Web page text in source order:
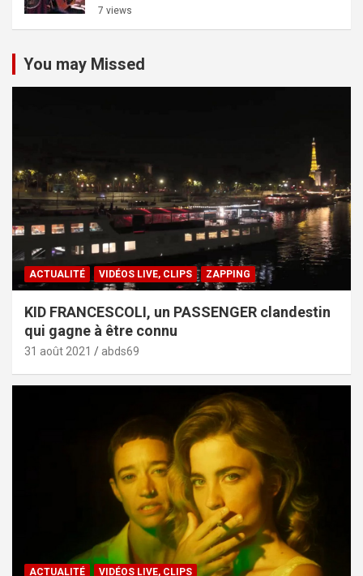
7 views
You may Missed
ACTUALITÉ VIDÉOS LIVE, CLIPS ZAPPING
KID FRANCESCOLI, un PASSENGER clandestin
qui gagne à être connu
31 août 2021 abds69
ACTUALITÉ VIDÉOS LIVE, CLIPS